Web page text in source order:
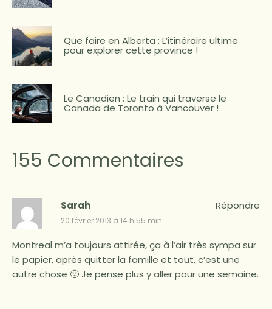
Que faire en Alberta : L’itinéraire ultime
pour explorer cette province !
Le Canadien : Le train qui traverse le
Canada de Toronto à Vancouver !
155 Commentaires
Sarah
20 février 2013 à 14 h 55 min
Montreal m’a toujours attirée, ça à l’air très sympa sur
le papier, après quitter la famille et tout, c’est une
autre chose 🙁 Je pense plus y aller pour une semaine.
Répondre